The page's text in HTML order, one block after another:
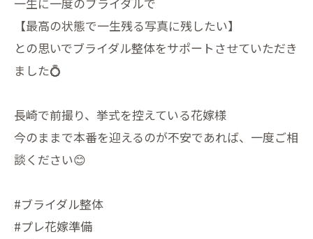
【最高の状態で一生残る写真に残したい】
との思いでブライダル整体をサポートさせていただき
ました💍
長崎で前撮り、挙式を控えている花嫁様
今のままで本番を迎えるのが不安であれば、一度ご相
談ください😊
#ブライダル整体
#プレ花嫁準備